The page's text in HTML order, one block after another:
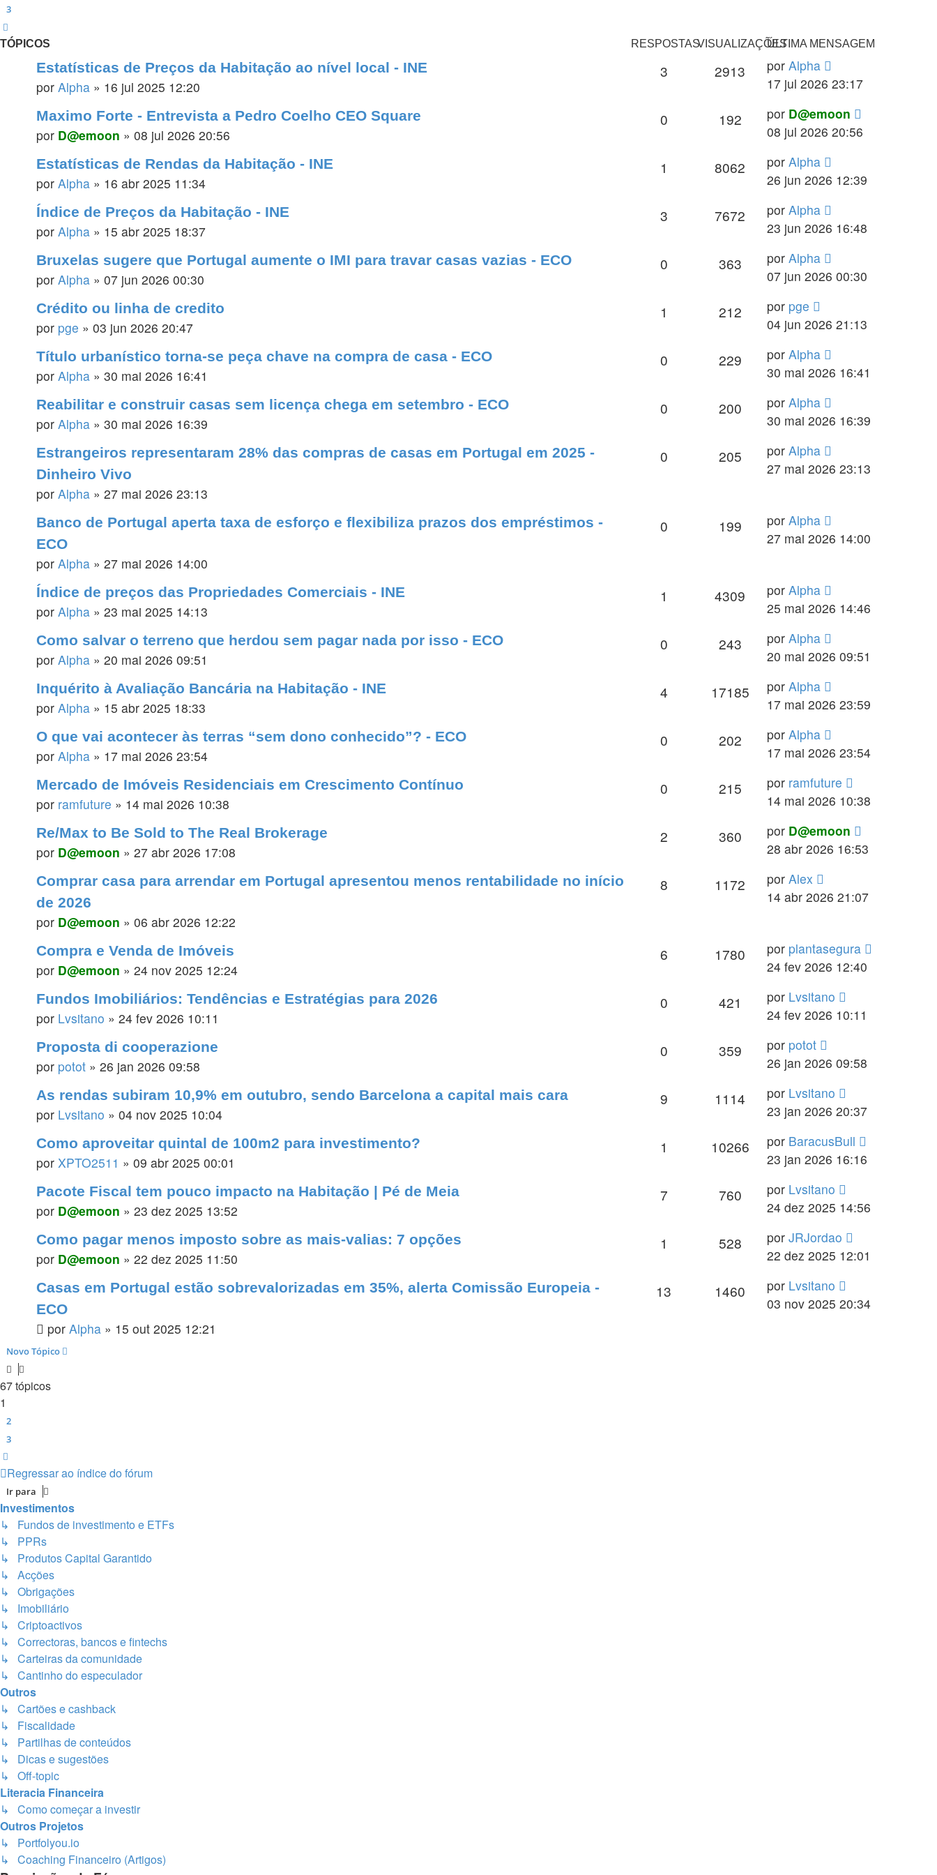
3
TÓPICOS RESPOSTASVISUALIZAÇÕESÚLTIMA MENSAGEM
Estatísticas de Preços da Habitação ao nível local - INE
por Alpha » 16 jul 2025 12:20
3 2913 por Alpha
17 jul 2026 23:17
Maximo Forte - Entrevista a Pedro Coelho CEO Square
por D@emoon » 08 jul 2026 20:56
0 192 por D@emoon
08 jul 2026 20:56
Estatísticas de Rendas da Habitação - INE
por Alpha » 16 abr 2025 11:34
1 8062 por Alpha
26 jun 2026 12:39
Índice de Preços da Habitação - INE
por Alpha » 15 abr 2025 18:37
3 7672 por Alpha
23 jun 2026 16:48
Bruxelas sugere que Portugal aumente o IMI para travar casas vazias - ECO
por Alpha » 07 jun 2026 00:30
0 363 por Alpha
07 jun 2026 00:30
Crédito ou linha de credito
por pge » 03 jun 2026 20:47
1 212 por pge
04 jun 2026 21:13
Título urbanístico torna-se peça chave na compra de casa - ECO
por Alpha » 30 mai 2026 16:41
0 229 por Alpha
30 mai 2026 16:41
Reabilitar e construir casas sem licença chega em setembro - ECO
por Alpha » 30 mai 2026 16:39
0 200 por Alpha
30 mai 2026 16:39
Estrangeiros representaram 28% das compras de casas em Portugal em 2025 -
Dinheiro Vivo
por Alpha » 27 mai 2026 23:13
0 205 por Alpha
27 mai 2026 23:13
Banco de Portugal aperta taxa de esforço e flexibiliza prazos dos empréstimos -
ECO
por Alpha » 27 mai 2026 14:00
0 199 por Alpha
27 mai 2026 14:00
Índice de preços das Propriedades Comerciais - INE
por Alpha » 23 mai 2025 14:13
1 4309 por Alpha
25 mai 2026 14:46
Como salvar o terreno que herdou sem pagar nada por isso - ECO
por Alpha » 20 mai 2026 09:51
0 243 por Alpha
20 mai 2026 09:51
Inquérito à Avaliação Bancária na Habitação - INE
por Alpha » 15 abr 2025 18:33
4 17185 por Alpha
17 mai 2026 23:59
O que vai acontecer às terras “sem dono conhecido”? - ECO
por Alpha » 17 mai 2026 23:54
0 202 por Alpha
17 mai 2026 23:54
Mercado de Imóveis Residenciais em Crescimento Contínuo
por ramfuture » 14 mai 2026 10:38
0 215 por ramfuture
14 mai 2026 10:38
Re/Max to Be Sold to The Real Brokerage
por D@emoon » 27 abr 2026 17:08
2 360 por D@emoon
28 abr 2026 16:53
Comprar casa para arrendar em Portugal apresentou menos rentabilidade no início
de 2026
por D@emoon » 06 abr 2026 12:22
8 1172 por Alex
14 abr 2026 21:07
Compra e Venda de Imóveis
por D@emoon » 24 nov 2025 12:24
6 1780 por plantasegura
24 fev 2026 12:40
Fundos Imobiliários: Tendências e Estratégias para 2026
por Lvsitano » 24 fev 2026 10:11
0 421 por Lvsitano
24 fev 2026 10:11
Proposta di cooperazione
por potot » 26 jan 2026 09:58
0 359 por potot
26 jan 2026 09:58
As rendas subiram 10,9% em outubro, sendo Barcelona a capital mais cara
por Lvsitano » 04 nov 2025 10:04
9 1114 por Lvsitano
23 jan 2026 20:37
Como aproveitar quintal de 100m2 para investimento?
por XPTO2511 » 09 abr 2025 00:01
1 10266 por BaracusBull
23 jan 2026 16:16
Pacote Fiscal tem pouco impacto na Habitação | Pé de Meia
por D@emoon » 23 dez 2025 13:52
7 760 por Lvsitano
24 dez 2025 14:56
Como pagar menos imposto sobre as mais-valias: 7 opções
por D@emoon » 22 dez 2025 11:50
1 528 por JRJordao
22 dez 2025 12:01
Casas em Portugal estão sobrevalorizadas em 35%, alerta Comissão Europeia -
ECO
por Alpha » 15 out 2025 12:21
13 1460 por Lvsitano
03 nov 2025 20:34
Novo Tópico
67 tópicos
1
2
3
Regressar ao índice do fórum
Ir para
Investimentos
↳ Fundos de investimento e ETFs
↳ PPRs
↳ Produtos Capital Garantido
↳ Acções
↳ Obrigações
↳ Imobiliário
↳ Criptoactivos
↳ Correctoras, bancos e fintechs
↳ Carteiras da comunidade
↳ Cantinho do especulador
Outros
↳ Cartões e cashback
↳ Fiscalidade
↳ Partilhas de conteúdos
↳ Dicas e sugestões
↳ Off-topic
Literacia Financeira
↳ Como começar a investir
Outros Projetos
↳ Portfolyou.io
↳ Coaching Financeiro (Artigos)